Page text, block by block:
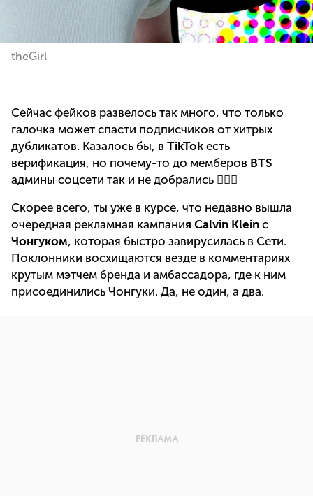
theGirl
Сейчас фейков развелось так много, что только
галочка может спасти подписчиков от хитрых
дубликатов. Казалось бы, в TikTok есть
верификация, но почему-то до мемберов BTS
админы соцсети так и не добрались 🤷🏻‍♀️
Скорее всего, ты уже в курсе, что недавно вышла
очередная рекламная кампания Calvin Klein с
Чонгуком, которая быстро завирусилась в Сети.
Поклонники восхищаются везде в комментариях
крутым мэтчем бренда и амбассадора, где к ним
присоединились Чонгуки. Да, не один, а два.